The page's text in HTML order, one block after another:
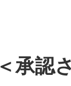
＜承認